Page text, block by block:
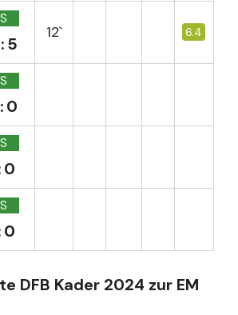
S
12` 6.4
S
S
S
DFB Kader 2024 zur EM